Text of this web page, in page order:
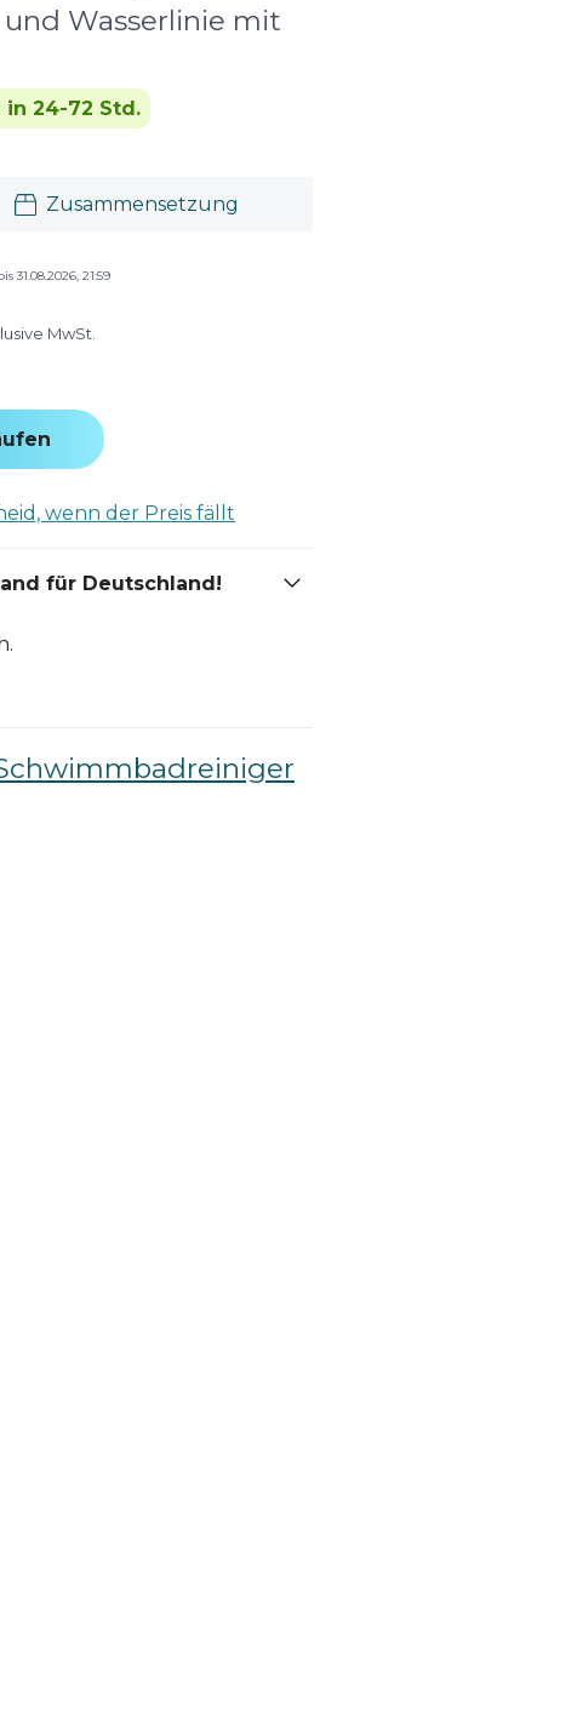
Wasserlinie mit
in 24-72 Std.
Zusammensetzung
31.08.2026, 21:59
MwSt.
wenn der Preis fällt
für Deutschland!